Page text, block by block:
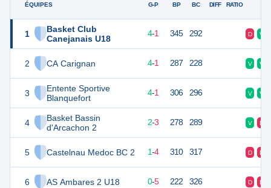
ÉQUIPES
1
Basket Club
Canejanais U18
2 CA Carignan
3
Entente Sportive
Blanquefort
4
Basket Bassin
d'Arcachon 2
5 Castelnau Medoc BC 2
6 AS Ambares 2 U18
G-P BP BC DIFF RATIO
9 4-1 345 292 D V
4-1 287 228 V V
9 4-1 306 296 V V
2-3 278 289 V D
6 5 1-4 310 317 D D
5 0-5 222 326 D D